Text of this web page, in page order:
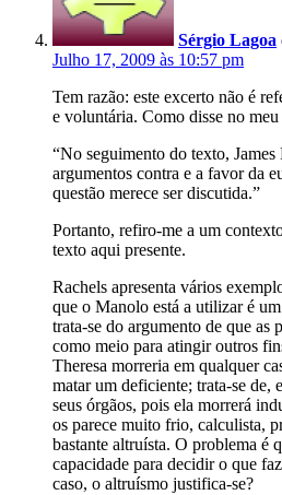
Sérgio Lagoa
Julho 17, 2009 às 10:57 pm
Tem razão: este excerto não é
e voluntária. Como disse no
“No seguimento do texto, James
argumentos contra e a favor da
questão merece ser discutida.”
Portanto, refiro-me a um
texto aqui presente.
Rachels apresenta vários
que o Manolo está a utilizar é
trata-se do argumento de que as
como meio para atingir outros
Theresa morreria em qualquer
matar um deficiente; trata-se de,
seus órgãos, pois ela morrerá
os parece muito frio, calculista,
bastante altruísta. O problema é
capacidade para decidir o que
caso, o altruísmo justifica-se?